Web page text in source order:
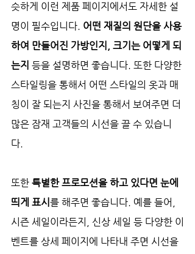
슷하게 이런 제품 페이지에서도 자세한 설
명이 필수입니다. 어떤 재질의 원단을 사용
하여 만들어진 가방인지, 크기는 어떻게 되
는지 등을 설명하면 좋습니다. 또한 다양한
스타일링을 통해서 어떤 스타일의 옷과 매
칭이 잘 되는지 사진을 통해서 보여주면 더
많은 잠재 고객들의 시선을 끌 수 있습니
다.
또한 특별한 프로모션을 하고 있다면 눈에
띄게 표시 를 해주면 좋습니다. 예를 들어,
시즌 세일이라든지, 신상 세일 등 다양한 이
벤트를 상세 페이지에 나타내 주면 시선을